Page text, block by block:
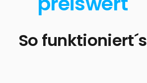
So funktioniert´s